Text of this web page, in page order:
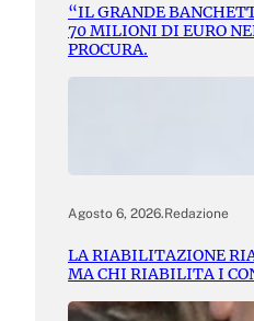
“IL GRANDE
70 MILIONI DI EURO
PROCURA.
Agosto 6, 2026.Redazione
LA RIABILITAZIONE
MA CHI RIABILITA I